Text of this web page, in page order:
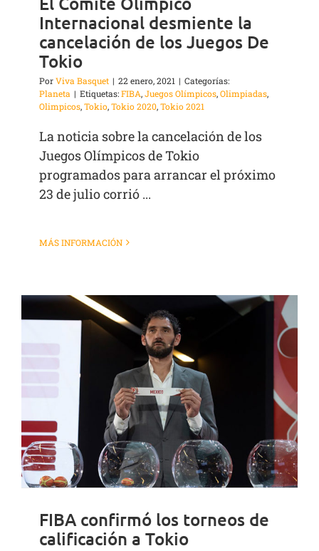
Internacional desmiente la
cancelación de los Juegos De
Tokio
PorViva Basquet | 22 enero, 2021 | Categorías:
Planeta | Etiquetas:FIBA,Juegos Olímpicos,Olimpiadas,
Olimpicos,Tokio,Tokio 2020,Tokio 2021
La noticia sobre la cancelación de los
Juegos Olímpicos de Tokio
programados para arrancar el próximo
23 de julio corrió ...
MÁS INFORMACIÓN
FIBA confirmó los torneos de
calificación a Tokio